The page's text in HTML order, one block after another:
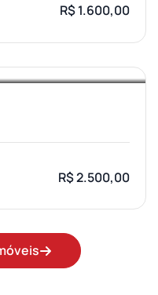
R$ 1.600,00
R$ 2.500,00